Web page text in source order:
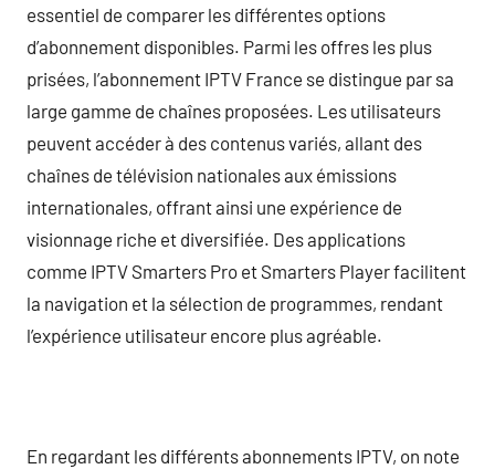
essentiel de comparer les différentes options
d’abonnement disponibles. Parmi les offres les plus
prisées, l’abonnement IPTV France se distingue par sa
large gamme de chaînes proposées. Les utilisateurs
peuvent accéder à des contenus variés, allant des
chaînes de télévision nationales aux émissions
internationales, offrant ainsi une expérience de
visionnage riche et diversifiée. Des applications
comme IPTV Smarters Pro et Smarters Player facilitent
la navigation et la sélection de programmes, rendant
l’expérience utilisateur encore plus agréable.
En regardant les différents abonnements IPTV, on note